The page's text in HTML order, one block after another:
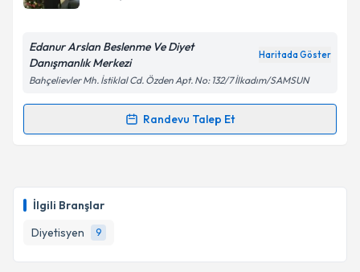
İlgili Branşlar
Diyetisyen
9
Kişisel verilerimin işlenmesine ilişkinAydınlatma
'ni okudum ve kişisel verilerimin belirtilen
kapsamda işlenmesini kabul ediyorum.
Takvim Talebini Gönder
Edanur Arslan Beslenme Ve Diyet
Danışmanlık Merkezi
Haritada Göster
Bahçelievler Mh. İstiklal Cd. Özden Apt. No: 132/7 İlkadım/SAMSUN
Randevu Talep Et
Randevu Takvimi Talebi
takvim hazırlandığında e-posta ile bilgilendireceğiz.
E-posta Adresiniz